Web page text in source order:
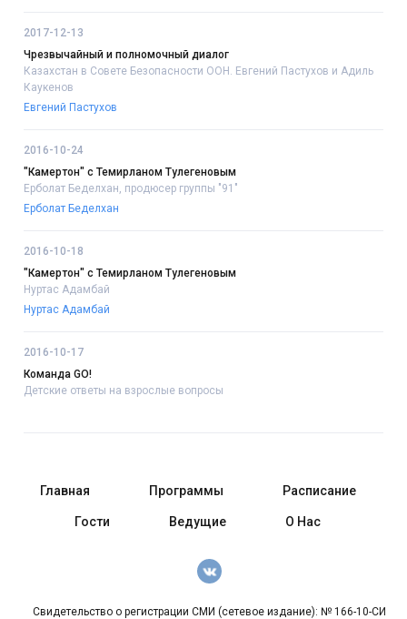
2017-12-13
Чрезвычайный и полномочный диалог
Казахстан в Совете Безопасности ООН. Евгений Пастухов и Адиль
Каукенов
Евгений Пастухов
2016-10-24
"Камертон" с Темирланом Тулегеновым
Ерболат Беделхан, продюсер группы "91"
Ерболат Беделхан
2016-10-18
"Камертон" с Темирланом Тулегеновым
Нуртас Адамбай
Нуртас Адамбай
2016-10-17
Команда GO!
Детские ответы на взрослые вопросы
Главная Программы Расписание
Гости Ведущие О Нас
Свидетельство о регистрации СМИ (сетевое издание): № 166-10-СИ